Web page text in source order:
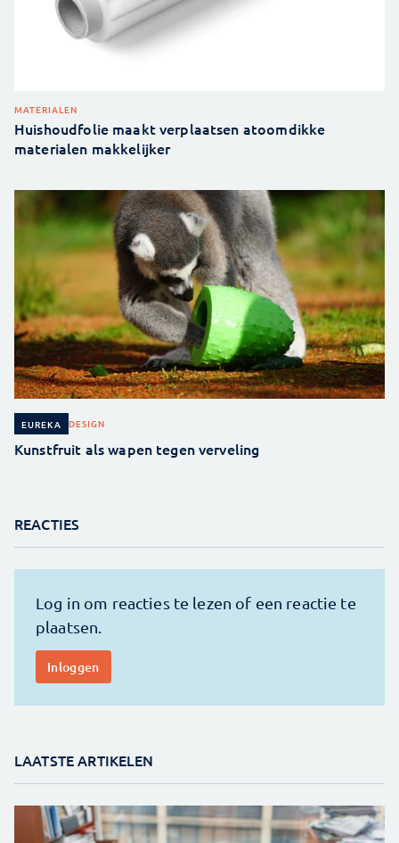
MATERIALEN
Huishoudfolie maakt verplaatsen atoomdikke
materialen makkelijker
EUREKA DESIGN
Kunstfruit als wapen tegen verveling
REACTIES
LAATSTE ARTIKELEN